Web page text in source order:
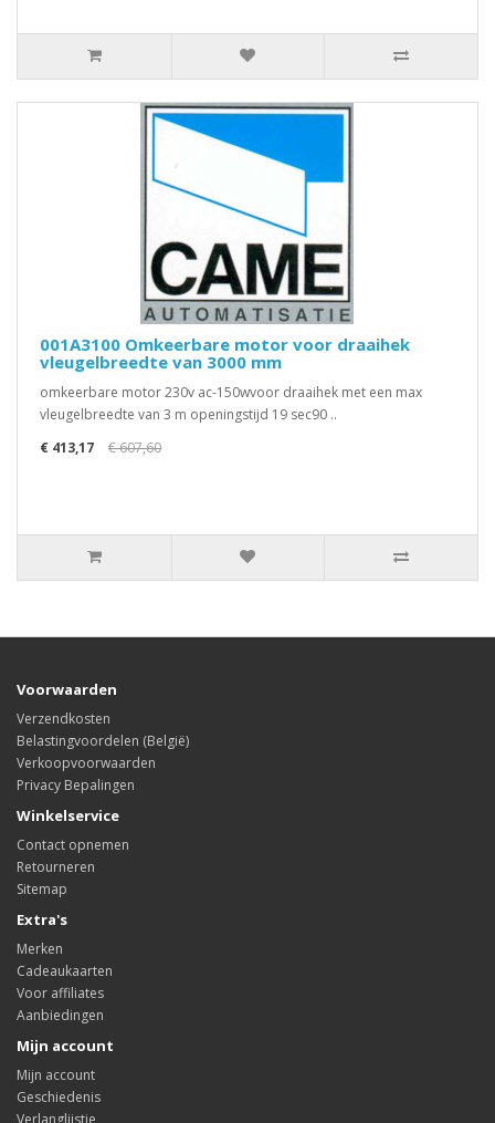
001A3100 Omkeerbare motor voor draaihek
vleugelbreedte van 3000 mm
omkeerbare motor 230v ac-150wvoor draaihek met een max
vleugelbreedte van 3 m openingstijd 19 sec90 ..
€ 413,17
€ 607,60
Voorwaarden
Verzendkosten
Belastingvoordelen (België)
Verkoopvoorwaarden
Privacy Bepalingen
Winkelservice
Contact opnemen
Retourneren
Sitemap
Extra's
Merken
Cadeaukaarten
Voor affiliates
Aanbiedingen
Mijn account
Mijn account
Geschiedenis
Verlanglijstje